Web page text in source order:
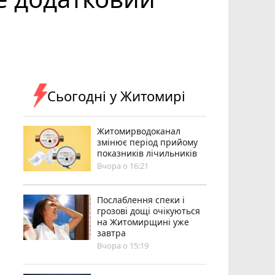
Сьогодні у Житомирі
Житомирводоканал
змінює період прийому
показників лічильників
Вчора о 16:21
Послаблення спеки і
грозові дощі очікуються
на Житомирщині уже
завтра
Вчора о 15:19